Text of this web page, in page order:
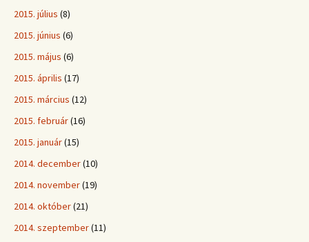
2015. július (8)
2015. június (6)
2015. május (6)
2015. április (17)
2015. március (12)
2015. február(16)
2015. január(15)
2014. december(10)
2014. november(19)
2014. október(21)
2014. szeptember(11)